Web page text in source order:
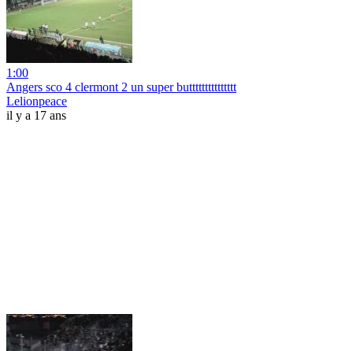
1:00
Angers sco 4 clermont 2 un super buttttttttttttttt
Lelionpeace
il y a 17 ans